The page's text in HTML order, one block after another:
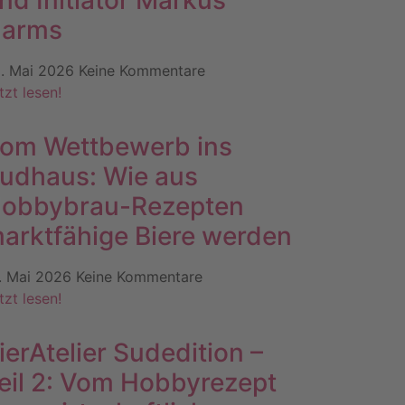
Mai 2026 Keine Kommentare
lesen!
Wettbewerb ins
Wie aus
Rezepten
Biere werden
Mai 2026 Keine Kommentare
lesen!
Sudedition –
2: Vom Hobbyrezept